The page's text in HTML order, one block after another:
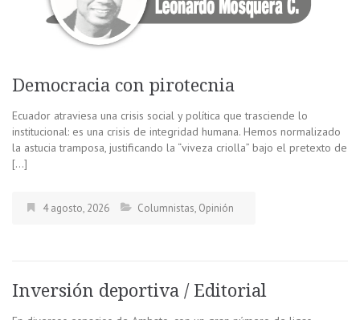
Democracia con pirotecnia
Ecuador atraviesa una crisis social y política que trasciende lo
institucional: es una crisis de integridad humana. Hemos normalizado
la astucia tramposa, justificando la “viveza criolla” bajo el pretexto de
[…]
4 agosto, 2026 Columnistas, Opinión
Inversión deportiva / Editorial